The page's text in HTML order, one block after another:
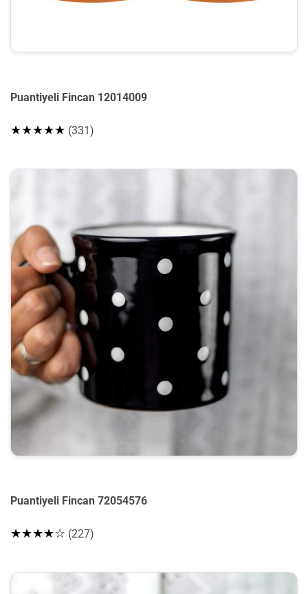
Puantiyeli Fincan 12014009
★★★★★ (331)
Puantiyeli Fincan 72054576
★★★★☆ (227)